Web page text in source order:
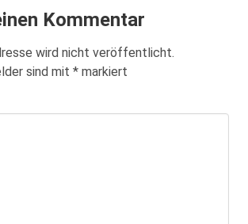
Kommentar
wird nicht veröffentlicht.
sind mit * markiert